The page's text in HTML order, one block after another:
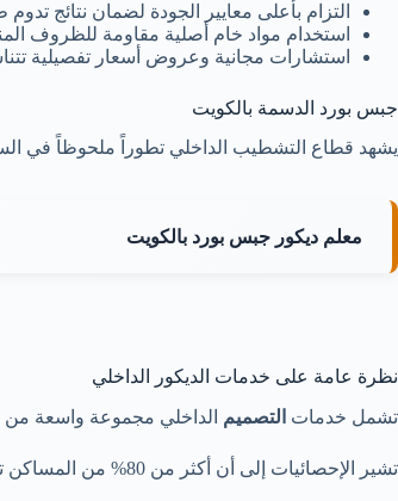
التزام بأعلى معايير الجودة لضمان نتائج تدوم
استخدام مواد خام أصلية مقاومة للظروف
استشارات مجانية وعروض أسعار تفصيلية
جبس بورد الدسمة بالكويت
يشهد قطاع التشطيب الداخلي تطوراً ملحوظاً في
معلم ديكور جبس بورد بالكويت
نظرة عامة على خدمات الديكور الداخلي
تشمل خدمات التصميم الداخلي مجموعة واسعة من
تشير الإحصائيات إلى أن أكثر من 80% من المساكن تعتمد على هذه التقنيات. كما أن 90% من المباني تستخدمها في تشطيباتها الداخلية. هذا يؤكد أهمية هذه الخدمات في السوق المحلي.